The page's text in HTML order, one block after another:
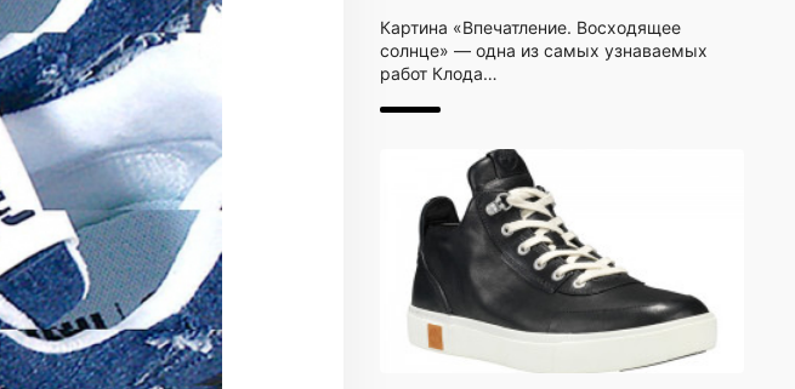
Картина «Впечатление. Восходящее
солнце» — одна из самых узнаваемых
работ Клода…